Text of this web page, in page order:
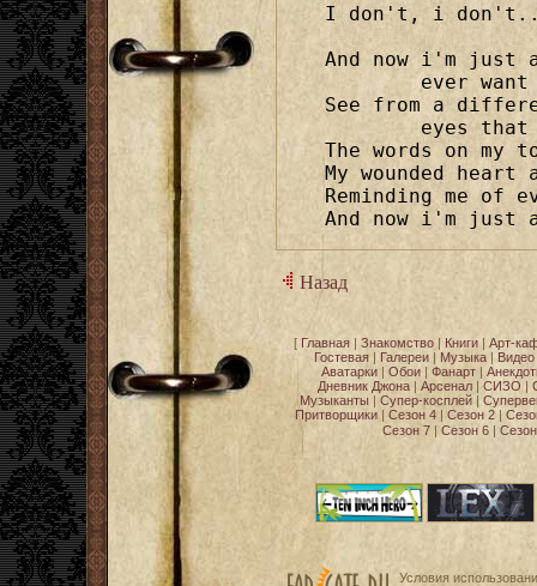
I don't, i
And now i'm just
	ever want me to,
See from a
The words on my
My wounded heart
Reminding me of
And now i'm just
Назад
[ Главная| Знакомство| Книги| Арт-
Гостевая
Галереи Музыка Видео
Аватарки
Обои Фанарт
Дневник Джона| Арсенал| СИЗО
Музыканты
Супер-косплей
Притворщики
Сезон 4 Сезон 2
Сезон 7| Сезон 6|
Условия